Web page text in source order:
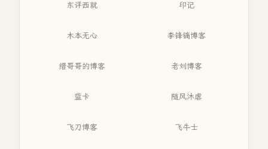
东评西就 印记
木本无心 李锋镝博客
缙哥哥的博客 老刘博客
蓝卡 随风沐虐
飞刀博客 飞牛士